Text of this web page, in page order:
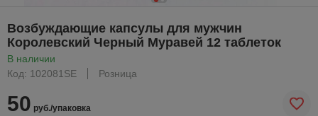
Возбуждающие капсулы для мужчин
Королевский Черный Муравей 12 таблеток
В наличии
Код: 102081SE
Розница
50 руб./упаковка